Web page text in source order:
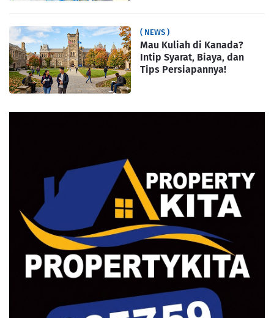
( NEWS )
Mau Kuliah di Kanada?
Intip Syarat, Biaya, dan
Tips Persiapannya!